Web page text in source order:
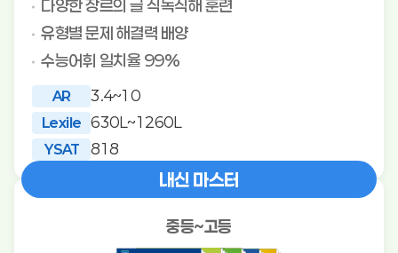
다양한 장르의 글 직독직해 훈련
유형별 문제 해결력 배양
수능어휘 일치율 99%
AR 3.4~10
Lexile 630L~1260L
YSAT 818
내신 마스터
중등~고등